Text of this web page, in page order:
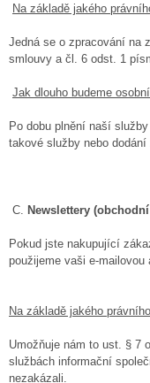
Na základě jakého
Jedná se o zpracování na
smlouvy a čl. 6 odst. 1
Jak dlouho budeme
Po dobu plnění naší
takové služby nebo dodání
C. Newslettery
Pokud jste nakupující
použijeme vaši e-mailovou
Na základě jakého
Umožňuje nám to ust. § 7
službách informační
nezakázali.